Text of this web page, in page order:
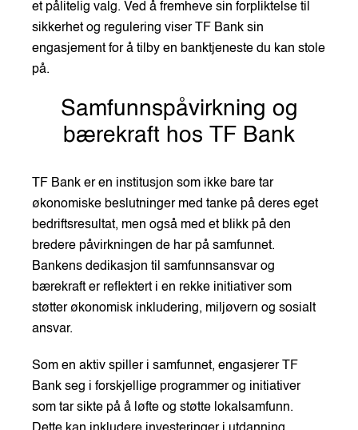
et pålitelig valg. Ved å fremheve sin forpliktelse til
sikkerhet og regulering viser TF Bank sin
engasjement for å tilby en banktjeneste du kan stole
på.
Samfunnspåvirkning og
bærekraft hos TF Bank
TF Bank er en institusjon som ikke bare tar
økonomiske beslutninger med tanke på deres eget
bedriftsresultat, men også med et blikk på den
bredere påvirkningen de har på samfunnet.
Bankens dedikasjon til samfunnsansvar og
bærekraft er reflektert i en rekke initiativer som
støtter økonomisk inkludering, miljøvern og sosialt
ansvar.
Som en aktiv spiller i samfunnet, engasjerer TF
Bank seg i forskjellige programmer og initiativer
som tar sikte på å løfte og støtte lokalsamfunn.